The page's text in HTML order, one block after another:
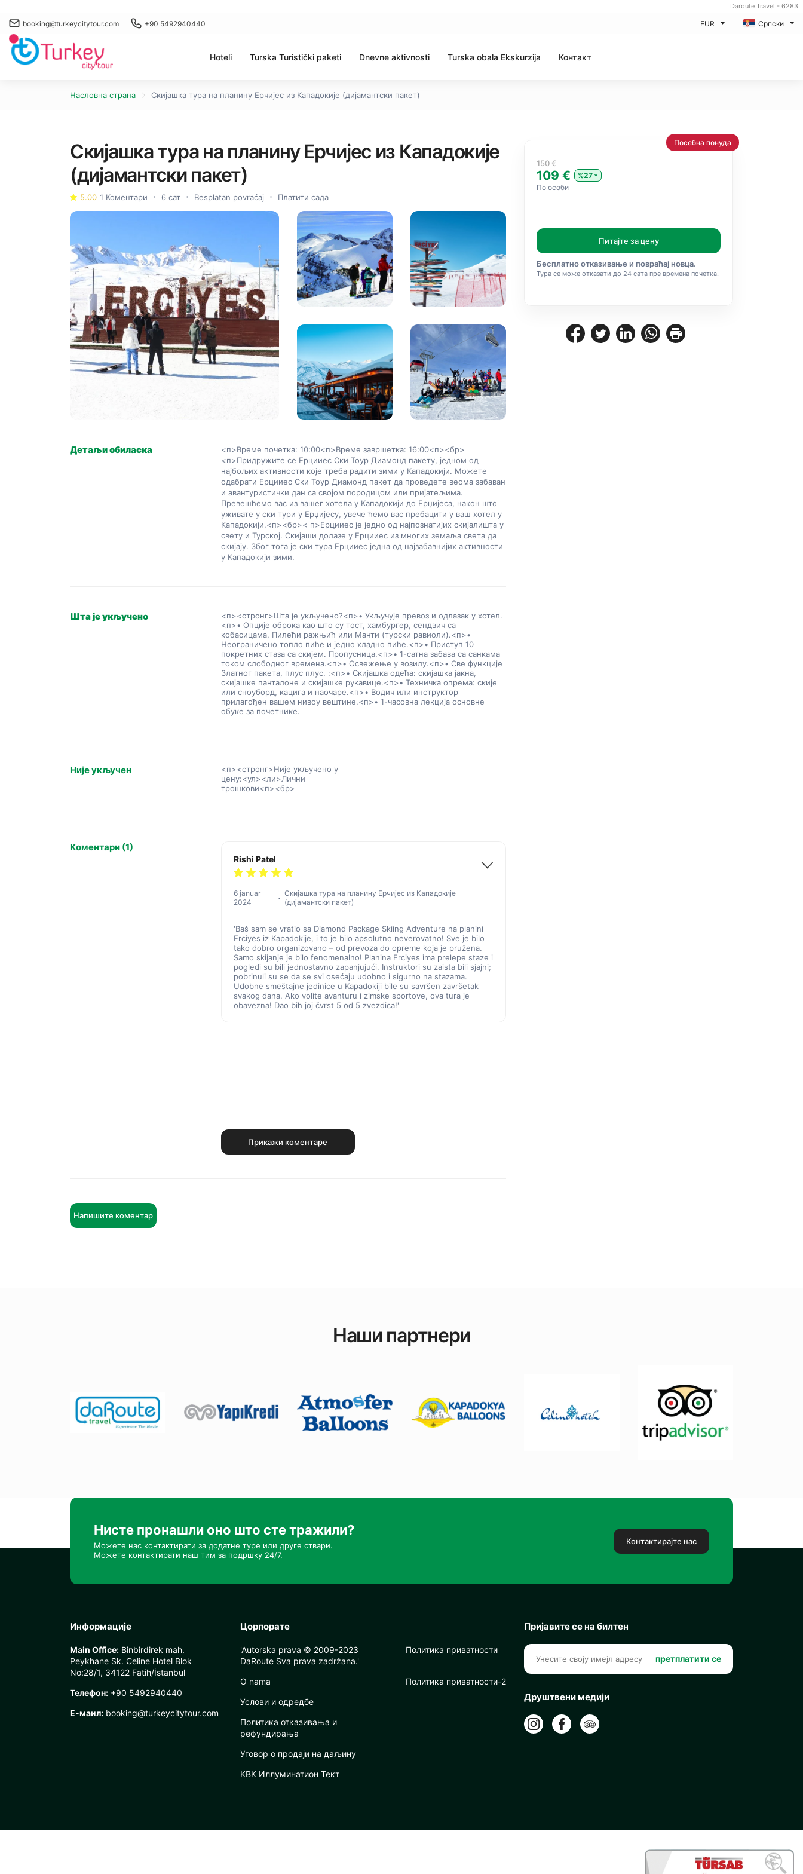
Daroute Travel - 6283
booking@turkeycitytour.com +90 5492940440 EUR Српски
Hoteli Turska Turistički paketi Dnevne aktivnosti Turska obala Ekskurzija Контакт
Насловна страна Скијашка тура на планину Ерчијес из Кападокије (дијамантски пакет)
Скијашка тура на планину Ерчијес из Кападокије
(дијамантски пакет)
5.00 1 Коментари 6 сат Besplatan povraćaj Платити сада
Детаљи обиласка <п>Време почетка: 10:00<п>Време завршетка: 16:00<п><бр>
<п>Придружите се Ерцииес Ски Тоур Диамонд пакету, једном од
најбољих активности које треба радити зими у Кападокији. Можете
одабрати Ерцииес Ски Тоур Диамонд пакет да проведете веома забаван
и авантуристички дан са својом породицом или пријатељима.
Превешћемо вас из вашег хотела у Кападокији до Ерџијеса, након што
уживате у ски тури у Ерџијесу, увече ћемо вас пребацити у ваш хотел у
Кападокији.<п><бр>< п>Ерцииес је једно од најпознатијих скијалишта у
свету и Турској. Скијаши долазе у Ерцииес из многих земаља света да
скијају. Због тога је ски тура Ерцииес једна од најзабавнијих активности
у Кападокији зими.
Шта је укључено <п><стронг>Шта је укључено?<п>• Укључује превоз и одлазак у хотел.
<п>• Опције оброка као што су тост, хамбургер, сендвич са
кобасицама, Пилећи ражњић или Манти (турски равиоли).<п>•
Неограничено топло пиће и једно хладно пиће.<п>• Приступ 10
покретних стаза са скијем. Пропусница.<п>• 1-сатна забава са санкама
током слободног времена.<п>• Освежење у возилу.<п>• Све функције
Златног пакета, плус плус. :<п>• Скијашка одећа: скијашка јакна,
скијашке панталоне и скијашке рукавице.<п>• Техничка опрема: скије
или сноуборд, кацига и наочаре.<п>• Водич или инструктор
прилагођен вашем нивоу вештине.<п>• 1-часовна лекција основне
обуке за почетнике.
Није укључен
<п><стронг>Није укључено у
цену:<ул><ли>Лични
трошкови<п><бр>
Коментари (1)
Rishi Patel
6 januar
2024
Скијашка тура на планину Ерчијес из Кападокије
(дијамантски пакет)
'Baš sam se vratio sa Diamond Package Skiing Adventure na planini
Erciyes iz Kapadokije, i to je bilo apsolutno neverovatno! Sve je bilo
tako dobro organizovano – od prevoza do opreme koja je pružena.
Samo skijanje je bilo fenomenalno! Planina Erciyes ima prelepe staze i
pogledi su bili jednostavno zapanjujući. Instruktori su zaista bili sjajni;
pobrinuli su se da se svi osećaju udobno i sigurno na stazama.
Udobne smeštajne jedinice u Kapadokiji bile su savršen završetak
svakog dana. Ako volite avanturu i zimske sportove, ova tura je
obavezna! Dao bih joj čvrst 5 od 5 zvezdica!'
Прикажи коментаре
Напишите коментар
Посебна понуда
150 €
109 €
%27
По особи
Питајте за цену
Бесплатно отказивање и повраћај новца.
Тура се може отказати до 24 сата пре времена почетка.
Наши партнери
Нисте пронашли оно што сте тражили?
Можете нас контактирати за додатне туре или друге ствари.
Можете контактирати наш тим за подршку 24/7.
Контактирајте нас
Информације
Main Office: Binbirdirek mah.
Peykhane Sk. Celine Hotel Blok
No:28/1, 34122 Fatih/İstanbul
Телефон: +90 5492940440
Е-маил: booking@turkeycitytour.com
Цорпорате
'Autorska prava © 2009-2023
DaRoute Sva prava zadržana.'
O nama
Услови и одредбе
Политика отказивања и
рефундирања
Уговор о продаји на даљину
КВК Иллуминатион Тект
Политика приватности
Политика приватности-2
Пријавите се на билтен
претплатити се
Друштвени медији